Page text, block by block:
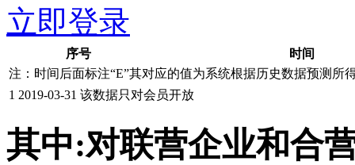
立即登录
序号
时间
注：时间后面标注“E”其对应的值为系统根据历史数据预测所
1 2019-03-31 该数据只对会员开放
其中:对联营企业和合